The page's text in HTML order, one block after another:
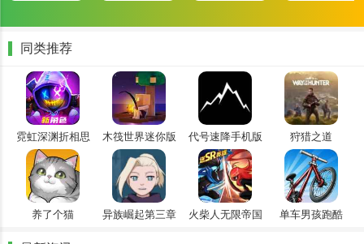
同类推荐
霓虹深渊折相思
单机安卓
木筏世界迷你版 代号速降手机版 狩猎之道
养了个猫 异族崛起第三章
火柴人无限帝国
单车男孩跑酷